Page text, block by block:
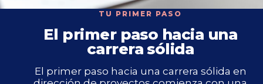
TU PRIMER PASO
El primer paso hacia una
carrera sólida
El primer paso hacia una carrera sólida en